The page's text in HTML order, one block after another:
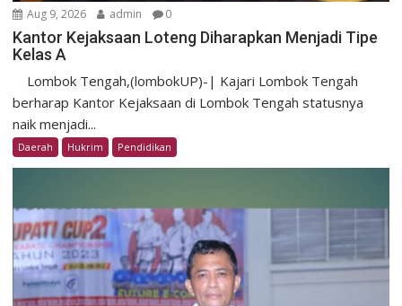
Aug 9, 2026 admin 0
Kantor Kejaksaan Loteng Diharapkan Menjadi Tipe
Kelas A
Lombok Tengah,(lombokUP)-| Kajari Lombok Tengah
berharap Kantor Kejaksaan di Lombok Tengah statusnya
naik menjadi...
Daerah Hukrim Pendidikan